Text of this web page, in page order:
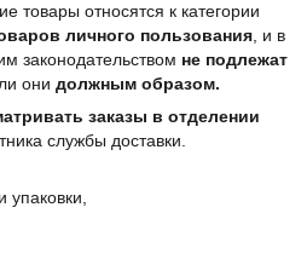
товары относятся к категории
личного пользования , и в
законодательством не подлежат
они должным образом.
заказы в отделении
службы доставки.